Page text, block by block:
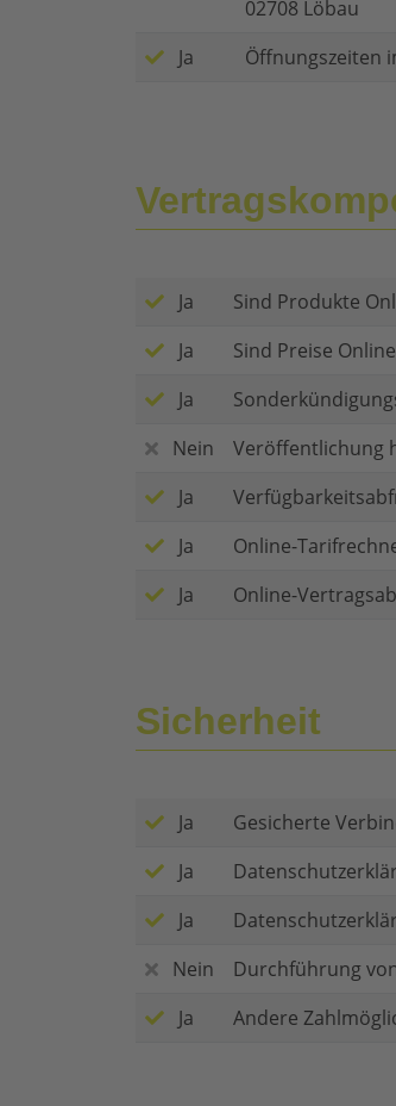
02708 Löbau
Ja
Öffnungszeiten
Ja
Sind Produkte
Ja
Sind Preise
Ja
Nein
Veröffentlichung
Ja
Ja
Online-
Ja
Online-
Sicherheit
Ja
Gesicherte
Ja
Ja
Nein
Durchführung
Ja
Andere